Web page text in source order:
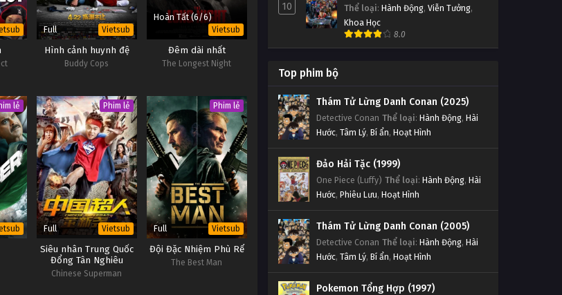
Full Vietsub
Hình cảnh huynh đệ
Buddy Cops
Hoàn Tất (6/6)
Vietsub
Đêm dài nhất
The Longest Night
lẻ Phim lẻ
Full Vietsub
Siêu nhân Trung Quốc
Đổng Tân Nghiêu
Chinese Superman
Phim lẻ
Full Vietsub
Đội Đặc Nhiệm Phù Rể
The Best Man
10 Thể loại: Hành Động, Viễn Tưởng,
Khoa Học
8.0
Top phim bộ
Thám Tử Lừng Danh Conan (2025)
Detective Conan Thể loại: Hành Động, Hài
Hước, Tâm Lý, Bí ẩn, Hoạt Hình
Đảo Hải Tặc (1999)
One Piece (Luffy) Thể loại: Hành Động, Hài
Hước, Phiêu Lưu, Hoạt Hình
Thám Tử Lừng Danh Conan (2005)
Detective Conan Thể loại: Hành Động, Hài
Hước, Tâm Lý, Bí ẩn, Hoạt Hình
Pokemon Tổng Hợp (1997)